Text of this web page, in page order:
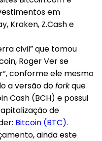
em
Kraken, Z.Cash e
civil” que tomou
Roger Ver se
conforme ele mesmo
a versão doforkque
Cash (BCH) e possui
de
Bitcoin (BTC).
ainda este